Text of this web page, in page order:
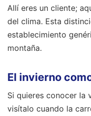
Allí eres un cliente;
del clima. Esta
establecimiento
montaña.
El invierno
Si quieres conocer la
visítalo cuando la